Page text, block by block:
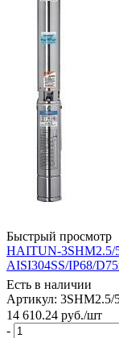
Быстрый просмотр
HAITUN-3SHM2.5/
AISI304SS/IP68/
Есть в наличии
Артикул: 3SHM2.5/
14 610.24 руб./шт
-